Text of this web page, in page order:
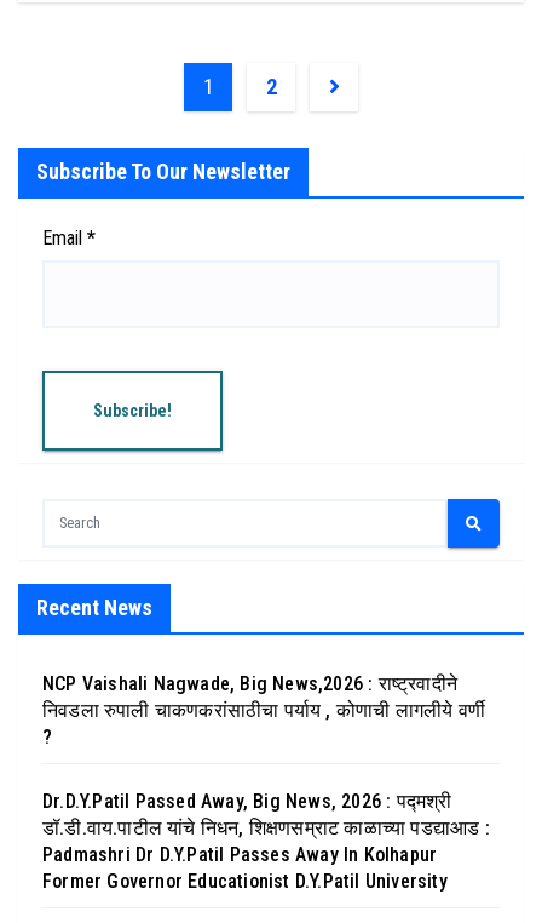
1 2
Subscribe To Our Newsletter
Email *
Recent News
NCP Vaishali Nagwade, Big News,2026 : राष्ट्रवादीने
निवडला रुपाली चाकणकरांसाठीचा पर्याय , कोणाची लागलीये वर्णी
?
Dr.D.Y.Patil Passed Away, Big News, 2026 : पद्मश्री
डॉ.डी.वाय.पाटील यांचे निधन, शिक्षणसम्राट काळाच्या पडद्याआड :
Padmashri Dr D.Y.Patil Passes Away In Kolhapur
Former Governor Educationist D.Y.Patil University